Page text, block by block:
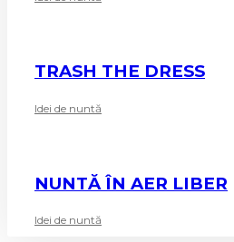
TRASH THE DRESS
Idei de nuntă
NUNTĂ ÎN AER LIBER
Idei de nuntă